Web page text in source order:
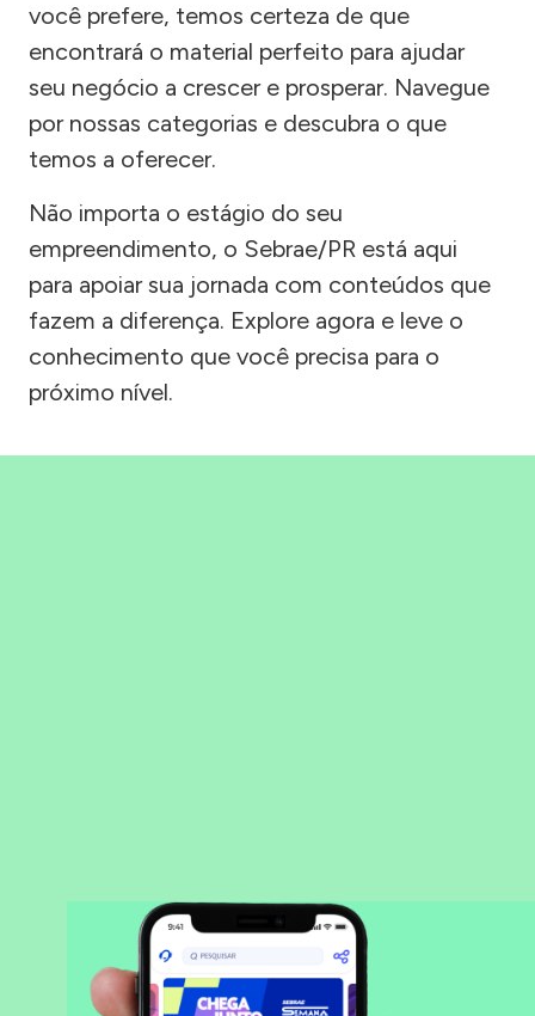
você prefere, temos certeza de que
encontrará o material perfeito para ajudar
seu negócio a crescer e prosperar. Navegue
por nossas categorias e descubra o que
temos a oferecer.
Não importa o estágio do seu
empreendimento, o Sebrae/PR está aqui
para apoiar sua jornada com conteúdos que
fazem a diferença. Explore agora e leve o
conhecimento que você precisa para o
próximo nível.